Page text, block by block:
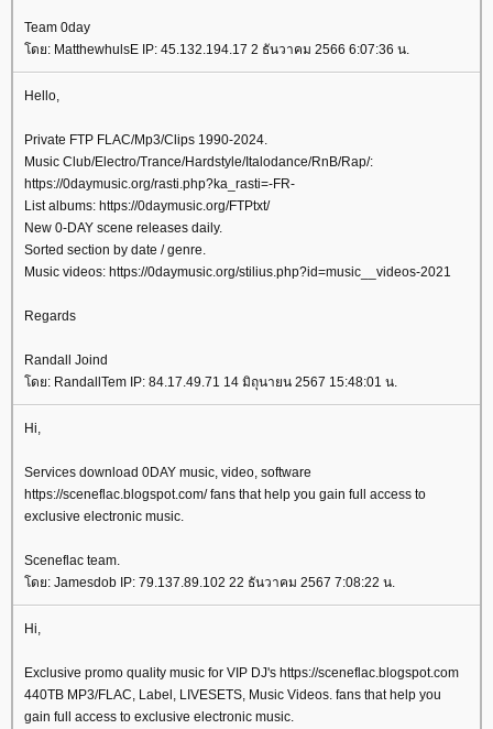
Team 0day
ดย: MatthewhulsE IP: 45.132.194.17 2 ธันวาคม 2566 6:07:36 น.
Hello,
Private FTP FLAC/Mp3/Clips 1990-2024.
Music Club/Electro/Trance/Hardstyle/Italodance/RnB/Rap/:
https://0daymusic.org/rasti.php?ka_rasti=-FR-
List albums: https://0daymusic.org/FTPtxt/
New 0-DAY scene releases daily.
Sorted section by date / genre.
Music videos: https://0daymusic.org/stilius.php?id=music__videos-2021
Regards
Randall Joind
ดย: RandallTem IP: 84.17.49.71 14 มิถุนายน 2567 15:48:01 น.
Hi,
Services download 0DAY music, video, software
https://sceneflac.blogspot.com/ fans that help you gain full access to
exclusive electronic music.
Sceneflac team.
ดย: Jamesdob IP: 79.137.89.102 22 ธันวาคม 2567 7:08:22 น.
Hi,
Exclusive promo quality music for VIP DJ's https://sceneflac.blogspot.com
440TB MP3/FLAC, Label, LIVESETS, Music Videos. fans that help you
gain full access to exclusive electronic music.